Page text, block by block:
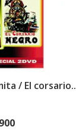
/ El corsario..